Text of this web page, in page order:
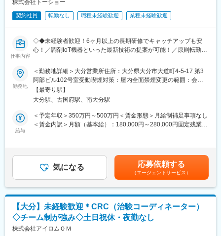
■契約締結からフォローまでの流れ
病院契約受注→見積・契約書作成→指示書→患者宅へ→機械の設
置・説明→定期点検（フォロー）→消耗品交換
【担当エリア】
■業務の魅力
業界トップクラスの知名度があり、病院やクリニックからの信頼
も厚いため、提案がしやすい環境です。
感しながら成長できます。
丁寧に教えていきます。医療の基礎知識や医療現場の方とのコミ
ュニケーションの取り方など未経験の方でも安心して成長できる
よう一つひとつフォローしていきます。
■組織構成
営業5名（20～40代）の方々が活躍しています！
■キャリアパス
主任→係長→課長→次長→エリア長→幹部候補
株式会社トーショー
契約社員 転勤なし 職種未経験歓迎 業種未経験歓迎
仕事内容
◇◆未経験者歓迎！6ヶ月以上の長期研修でキャッチアップも安
心！／調剤IoT機器といった最新技術の提案が可能！／原則転勤は
仕事◆◇
【はじめに】
既存のお客様である調剤薬局やドラッグストアに対して、主力製
品である全自動調剤分包機などの調剤IoT機器を販売いただく職種
となります。
IoT製品の販売スキルの市場価値は上昇の一途を辿っており、同社
【業務概要】
・提案資料作成
・新規訪問
【その他補足情報】
・長期間の研修を用意しているため職種未経験＆技術的な知識が
勤務地
＜勤務地詳細＞大分営業所住所：大分県大分市大道町4-5-17 第3
阿部ビル102号室受動喫煙対策：屋内全面禁煙変更の範囲：会社
の定める事業所（リモートワーク含む）
【最寄り駅】
大分駅、古国府駅、南大分駅
給与
＜予定年収＞350万円～500万円＜賃金形態＞月給制補足事項なし
＜賃金内訳＞月額（基本給）：180,000円～280,000円固定残業手
＞※給与詳細は、年齢・スキルを考慮し決定します。■昇給：年1
回■賞与：年2回年収420万円／30歳 経験5年年収500万円／32歳
経験7年賃金はあくまでも目安の金額であり、選考を通じて上下す
る可能性があります。月給(月額)は固定手当を含めた表記です。
気になる 応募依頼する
（エージェントサービス）
【大分】未経験歓迎＊CRC（治験コーディネーター）
◇チーム制が強み◇土日祝休・夜勤なし
株式会社アイロムＯＭ